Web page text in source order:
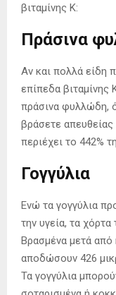
βιταμίνης Κ:
Πράσινα
Αν και πολλά είδη
επίπεδα βιταμίνης
πράσινα φυλλώδη,
βράσετε
περιέχει το 442%
Γογγύλια
Ενώ τα γογγύλια
την υγεία, τα
Βρασμένα μετά από
αποδώσουν 426
Τα γογγύλια